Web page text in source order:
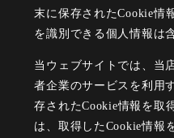
末に保存されたCookie情
を識別できる個人情報は
当ウェブサイトでは、当
者企業のサービスを利用
存されたCookie情報を取
は、取得したCookie情報